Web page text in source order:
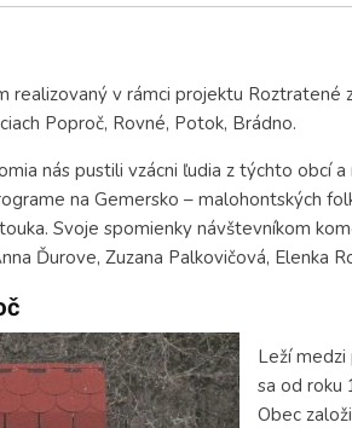
realizovaný v rámci projektu Roztratené
Poproč, Rovné, Potok, Brádno.
nás pustili vzácni ľudia z týchto obcí
na Gemersko – malohontských
Svoje spomienky návštevníkom
Ďurove, Zuzana Palkovičová, Elenka
Leží
sa od roku
Obec